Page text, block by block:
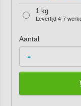
1 kg
Levertijd 4-7
Aantal
-